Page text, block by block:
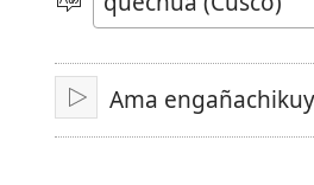
simita
akllanaykipaq
Qallariy
Ama